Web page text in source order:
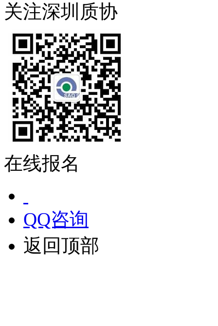
关注深圳质协
在线报名
QQ咨询
返回顶部